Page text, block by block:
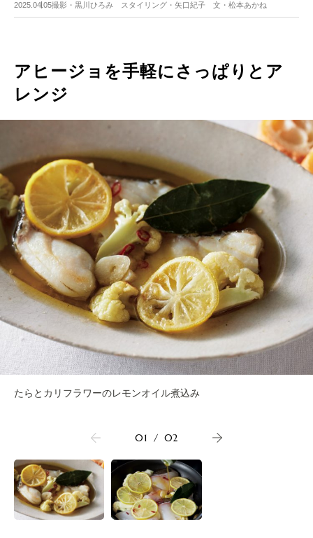
2025.04.05撮影・黒川ひろみ スタイリング・矢口紀子 文・松本あかね
アヒージョを手軽にさっぱりとア
レンジ
たらとカリフラワーのレモンオイル煮込み
01 / 02